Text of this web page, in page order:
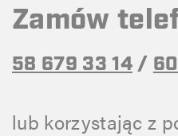
Zamów
58 679 33 14/
lub korzystając z